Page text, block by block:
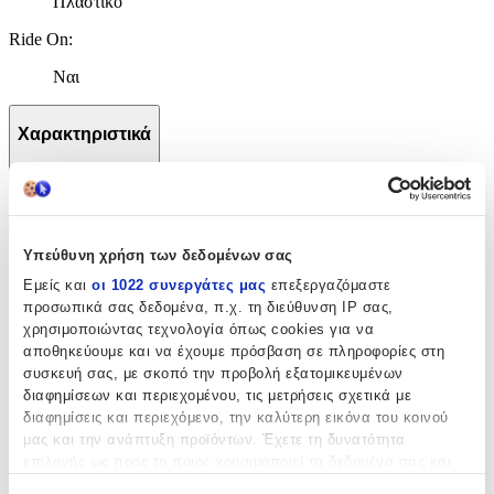
Υπεύθυνη χρήση των δεδομένων σας
Εμείς και οι 1022 συνεργάτες μας επεξεργαζόμαστε
προσωπικά σας δεδομένα, π.χ. τη διεύθυνση IP σας,
χρησιμοποιώντας τεχνολογία όπως cookies για να
αποθηκεύουμε και να έχουμε πρόσβαση σε πληροφορίες στη
συσκευή σας, με σκοπό την προβολή εξατομικευμένων
διαφημίσεων και περιεχομένου, τις μετρήσεις σχετικά με
διαφημίσεις και περιεχόμενο, την καλύτερη εικόνα του κοινού
μας και την ανάπτυξη προϊόντων. Έχετε τη δυνατότητα
Ride On:
Ναι
Χαρακτηριστικά
Χαρακτηριστικά
Κατασκευαστής:
Polesie
Ηλικία:
2+ Ετών
Χρώμα:
Κόκκινο